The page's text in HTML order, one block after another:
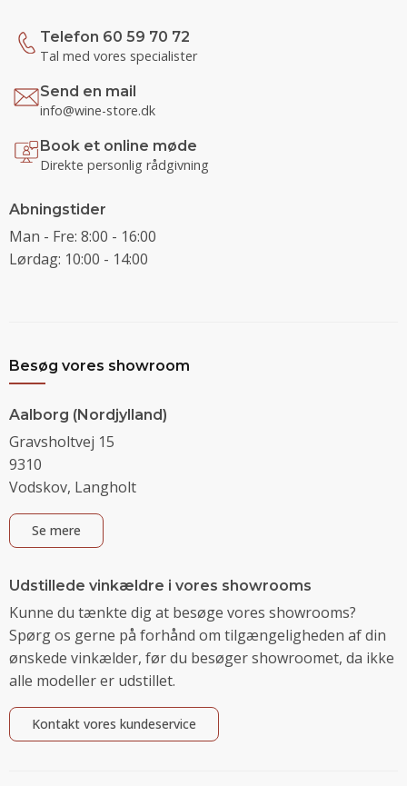
Telefon 60 59 70 72
Tal med vores specialister
Send en mail
info@wine-store.dk
Book et online møde
Direkte personlig rådgivning
Abningstider
Man - Fre: 8:00 - 16:00
Lørdag: 10:00 - 14:00
Besøg vores showroom
Aalborg (Nordjylland)
Gravsholtvej 15
9310
Vodskov, Langholt
Se mere
Udstillede vinkældre i vores showrooms
Kunne du tænkte dig at besøge vores showrooms?
Spørg os gerne på forhånd om tilgængeligheden af din
ønskede vinkælder, før du besøger showroomet, da ikke
alle modeller er udstillet.
Kontakt vores kundeservice